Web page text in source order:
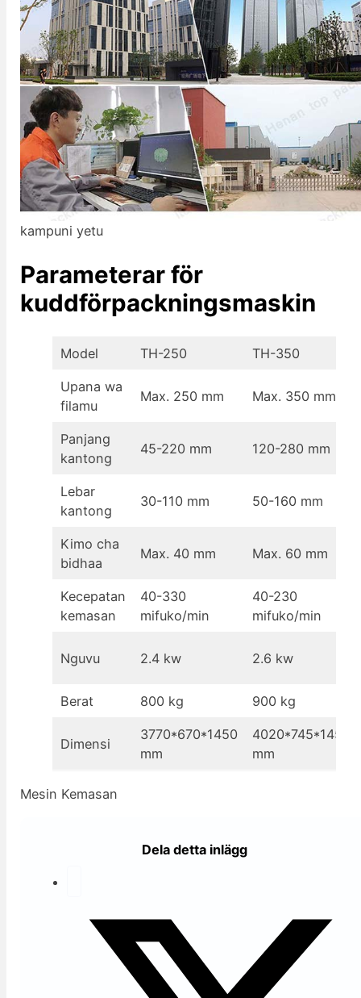
kampuni yetu
Parameterar för
kuddförpackningsmaskin
Model TH-250 TH-350
Upana wa
filamu
Max. 250 mm Max. 350 mm
Panjang
kantong
45-220 mm 120-280 mm
Lebar
kantong
30-110 mm 50-160 mm
Kimo cha
bidhaa
Max. 40 mm Max. 60 mm
Kecepatan
kemasan
40-330
mifuko/min
40-230
mifuko/min
Nguvu 2.4 kw 2.6 kw
Berat 800 kg 900 kg
Dimensi
3770*670*1450
mm
4020*745*1450
mm
Mesin Kemasan
Dela detta inlägg